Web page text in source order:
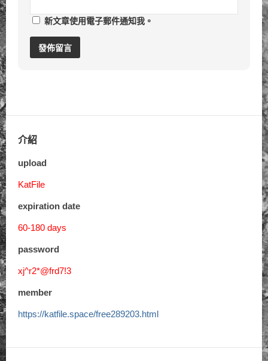
新文章使用電子郵件通知我。
介紹
upload
KatFile
expiration date
60-180 days
password
xj^r2*@frd7!3
member
https://katfile.space/free289203.html